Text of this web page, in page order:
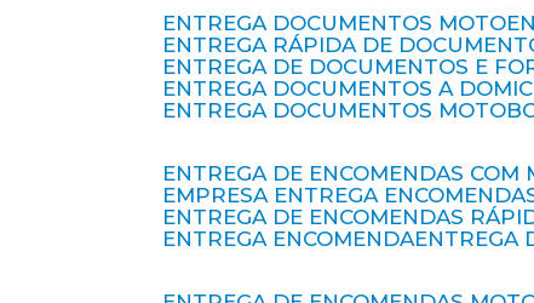
ENTREGA DOCUMENTOS MOTO
ENTREGA RÁPIDA DE
ENTREGA DE DOCUMENTOS E
ENTREGA DOCUMENTOS A
ENTREGA DOCUMENTOS
ENTREGA DE ENCOMENDAS COM
EMPRESA ENTREGA
ENTREGA DE ENCOMENDAS
ENTREGA ENCOMENDA